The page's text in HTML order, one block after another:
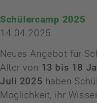
Schülercamp 2025
14.04.2025
Neues Angebot für
Alter von 13 bis 18
Juli 2025 haben
Möglichkeit, ihr